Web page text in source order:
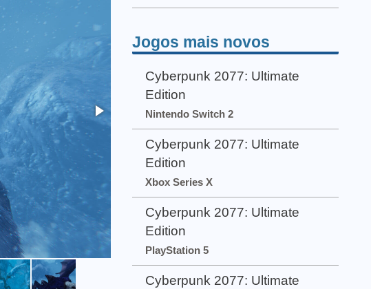
Jogos mais novos
Cyberpunk 2077: Ultimate
Edition
Nintendo Switch 2
Cyberpunk 2077: Ultimate
Edition
Xbox Series X
Cyberpunk 2077: Ultimate
Edition
PlayStation 5
Cyberpunk 2077: Ultimate